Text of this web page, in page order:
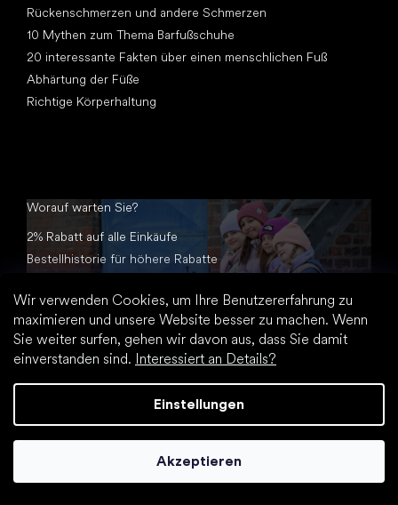
Wir verwenden Cookies, um Ihre Benutzererfahrung zu
maximieren und unsere Website besser zu machen. Wenn
Sie weiter surfen, gehen wir davon aus, dass Sie damit
einverstanden sind. Interessiert an Details?
Einstellungen
Akzeptieren
Rückenschmerzen und andere Schmerzen
10 Mythen zum Thema Barfußschuhe
20 interessante Fakten über einen menschlichen Fuß
Abhärtung der Füße
Richtige Körperhaltung
Worauf warten Sie?
2% Rabatt auf alle Einkäufe
Bestellhistorie für höhere Rabatte
Einfachere Sendungsverfolgung und Rücksendungen
Automatisches Ausfüllen gespeicherter Daten
Alle Dokumente an einem Ort
Erstellt von Shoptet Premium